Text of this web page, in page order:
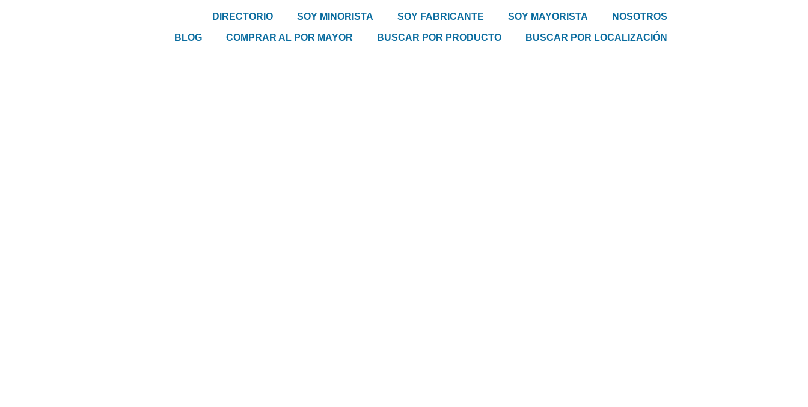
DIRECTORIO SOY MINORISTA SOY FABRICANTE SOY MAYORISTA NOSOTROS
BLOG COMPRAR AL POR MAYOR BUSCAR POR PRODUCTO BUSCAR POR LOCALIZACIÓN